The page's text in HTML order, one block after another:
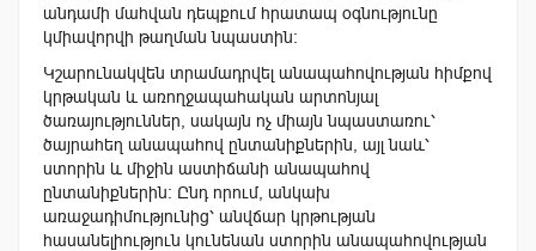
անդամի մահվան դեպքում հրատապ օգնությունը
կմիավորվի թաղման նպաստին։
Կշարունակվեն տրամադրվել անապահովության հիմքով
կրթական և առողջապահական արտոնյալ
ծառայություններ, սակայն ոչ միայն նպաստառու՝
ծայրահեղ անապահով ընտանիքներին, այլ նաև՝
ստորին և միջին աստիճանի անապահով
ընտանիքներին: Ընդ որում, անկախ
առաջադիմությունից՝ անվճար կրթության
հասանելիություն կունենան ստորին անապահովության